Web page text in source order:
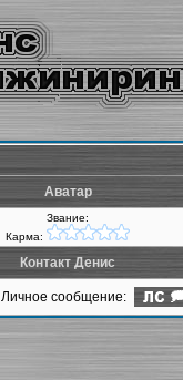
Аватар
Звание:
Карма:
Контакт Денис
Личное сообщение: